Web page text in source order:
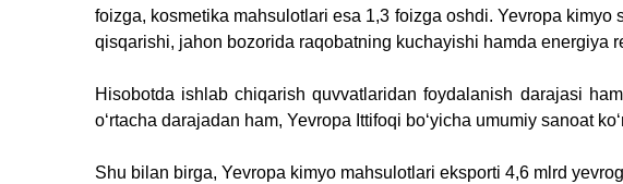
foizga, kosmetika mahsulotlari esa 1,3 foizga oshdi. Yevropa
qisqarishi, jahon bozorida raqobatning kuchayishi hamda energiya
Hisobotda ishlab chiqarish quvvatlaridan foydalanish darajasi
oʻrtacha darajadan ham, Yevropa Ittifoqi boʻyicha umumiy sanoat
Shu bilan birga, Yevropa kimyo mahsulotlari eksporti 4,6 mlrd